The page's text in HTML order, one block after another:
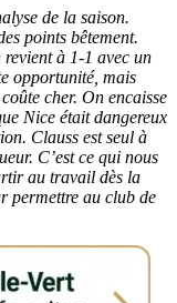
de la saison.
points bêtement.
à 1-1 avec un
opportunité, mais
cher. On encaisse
Nice était dangereux
Clauss est seul à
C’est ce qui nous
au travail dès la
permettre au club de